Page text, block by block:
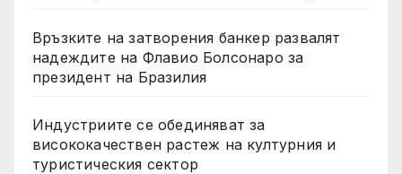
Връзките на затворения банкер развалят
надеждите на Флавио Болсонаро за
президент на Бразилия
Индустриите се обединяват за
висококачествен растеж на културния и
туристическия сектор